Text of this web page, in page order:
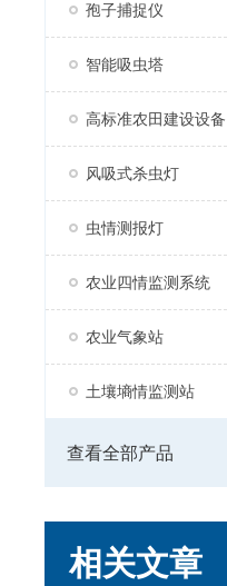
孢子捕捉仪
智能吸虫塔
高标准农田建设设备
风吸式杀虫灯
虫情测报灯
农业四情监测系统
农业气象站
土壤墒情监测站
查看全部产品
相关文章